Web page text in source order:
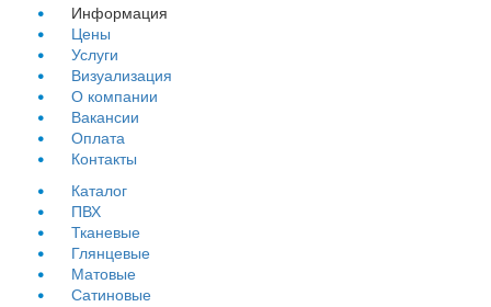
Информация
Цены
Услуги
Визуализация
О компании
Вакансии
Оплата
Контакты
Каталог
ПВХ
Тканевые
Глянцевые
Матовые
Сатиновые